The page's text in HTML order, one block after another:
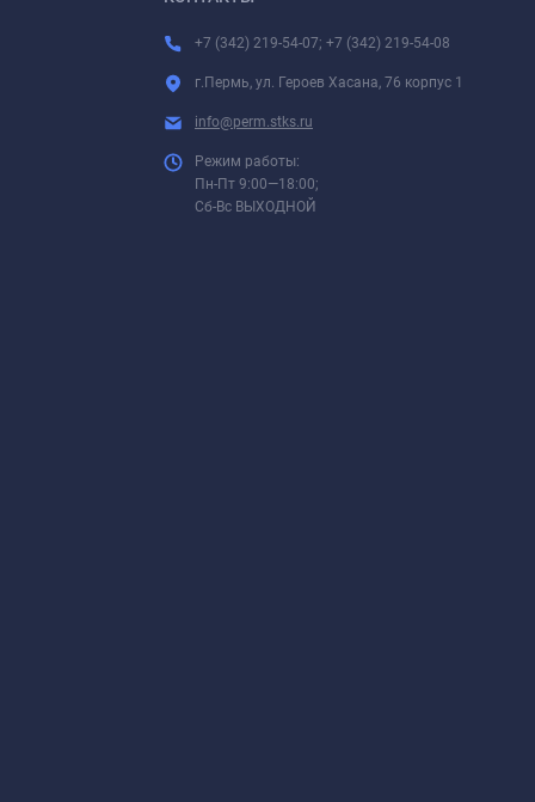
+7 (342) 219-54-07; +7 (342) 219-54-08
г.Пермь, ул. Героев Хасана, 76 корпус 1
info@perm.stks.ru
Режим работы:
Пн-Пт 9:00—18:00;
Сб-Вс ВЫХОДНОЙ